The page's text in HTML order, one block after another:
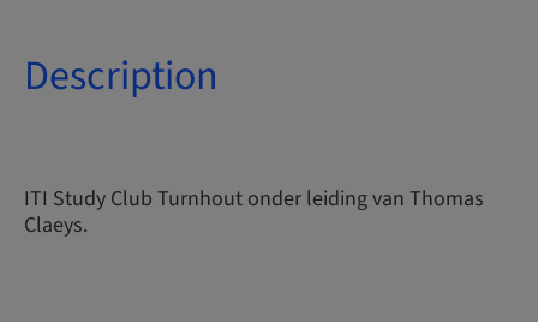
Description
ITI Study Club Turnhout onder leiding van Thomas
Claeys.